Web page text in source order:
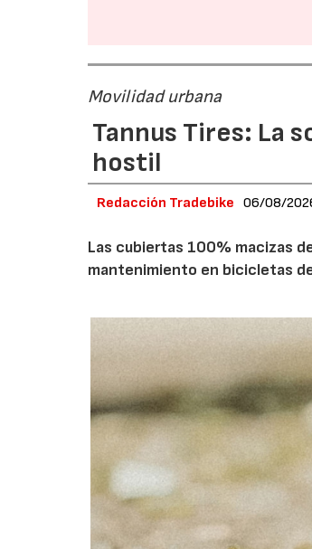
Movilidad urbana
Tannus Tires: La
hostil
Redacción Tradebike 06/08/
Las cubiertas 100% macizas
mantenimiento en bicicletas